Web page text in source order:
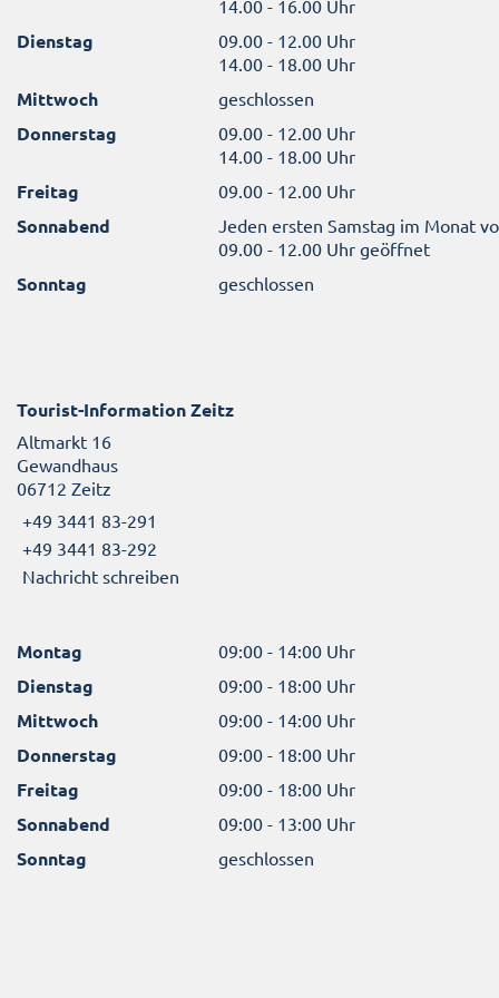
14.00 - 16.00 Uhr
Dienstag
09.00 - 12.00 Uhr
14.00 - 18.00 Uhr
Mittwoch geschlossen
Donnerstag
09.00 - 12.00 Uhr
14.00 - 18.00 Uhr
Freitag 09.00 - 12.00 Uhr
Sonnabend
Jeden ersten Samstag im Monat
09.00 - 12.00 Uhr geöffnet
Sonntag geschlossen
Tourist-Information Zeitz
Altmarkt 16
Gewandhaus
06712 Zeitz
+49 3441 83-291
+49 3441 83-292
Nachricht schreiben
Montag 09:00 - 14:00 Uhr
Dienstag 09:00 - 18:00 Uhr
Mittwoch 09:00 - 14:00 Uhr
Donnerstag 09:00 - 18:00 Uhr
Freitag 09:00 - 18:00 Uhr
Sonnabend 09:00 - 13:00 Uhr
Sonntag geschlossen